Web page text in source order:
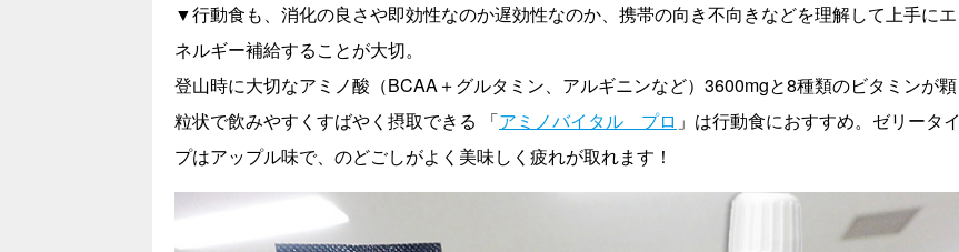
▼行動食も、消化の良さや即効性なのか遅効性なのか、携帯の向き不向きなどを理解して上手にエ
ネルギー補給することが大切。
登山時に大切なアミノ酸（BCAA＋グルタミン、アルギニンなど）3600mgと8種類のビタミンが顆
粒状で飲みやすくすばやく摂取できる 「アミノバイタル プロ 」は行動食におすすめ。ゼリータイ
プはアップル味で、のどごしがよく美味しく疲れが取れます！